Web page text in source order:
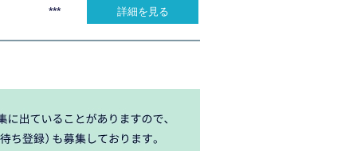
*** 詳細を見る